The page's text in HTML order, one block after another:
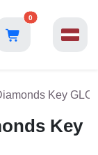
0
Key
Key